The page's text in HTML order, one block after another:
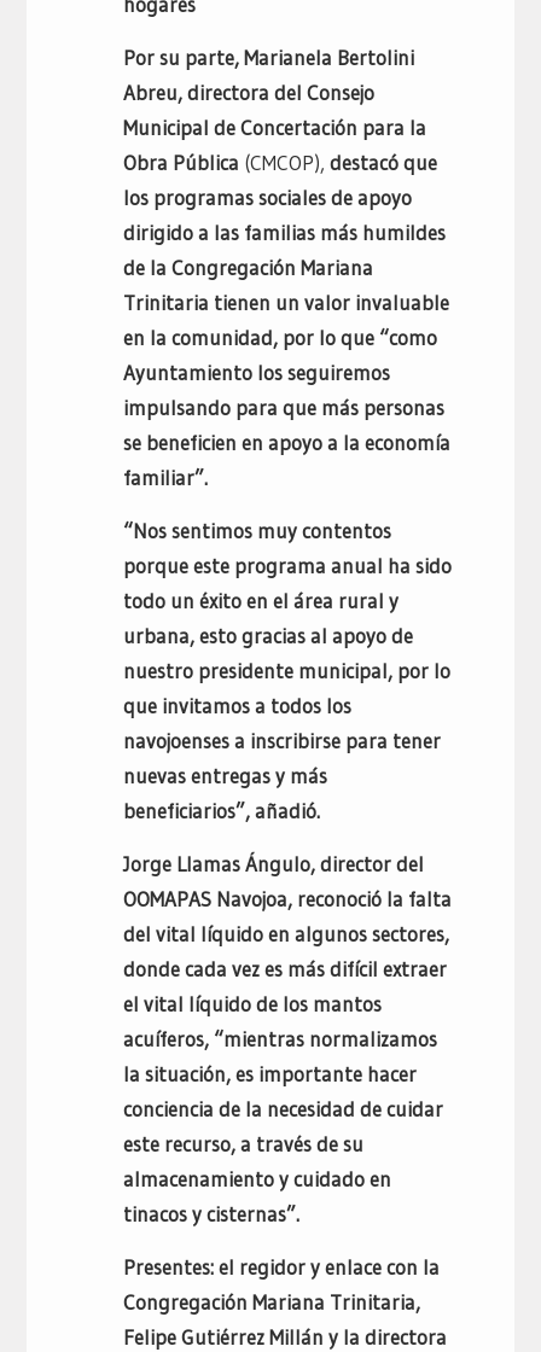
Por su parte, Marianela Bertolini
Abreu, directora del Consejo
Municipal de Concertación para la
Obra Pública (CMCOP), destacó que
los programas sociales de apoyo
dirigido a las familias más humildes
de la Congregación Mariana
Trinitaria tienen un valor invaluable
en la comunidad, por lo que “como
Ayuntamiento los seguiremos
impulsando para que más personas
se beneficien en apoyo a la economía
familiar”.
“Nos sentimos muy contentos
porque este programa anual ha sido
todo un éxito en el área rural y
urbana, esto gracias al apoyo de
nuestro presidente municipal, por lo
que invitamos a todos los
navojoenses a inscribirse para tener
nuevas entregas y más
beneficiarios”, añadió.
Jorge Llamas Ángulo, director del
OOMAPAS Navojoa, reconoció la falta
del vital líquido en algunos sectores,
donde cada vez es más difícil extraer
el vital líquido de los mantos
acuíferos, “mientras normalizamos
la situación, es importante hacer
conciencia de la necesidad de cuidar
este recurso, a través de su
almacenamiento y cuidado en
tinacos y cisternas”.
Presentes: el regidor y enlace con la
Congregación Mariana Trinitaria,
Felipe Gutiérrez Millán y la directora